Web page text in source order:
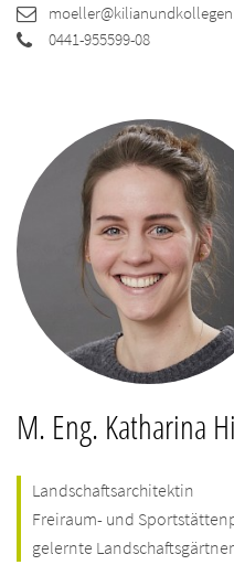
0441-955599-08
M. Eng. Katharina
Landschaftsarchitektin
Freiraum- und
gelernte